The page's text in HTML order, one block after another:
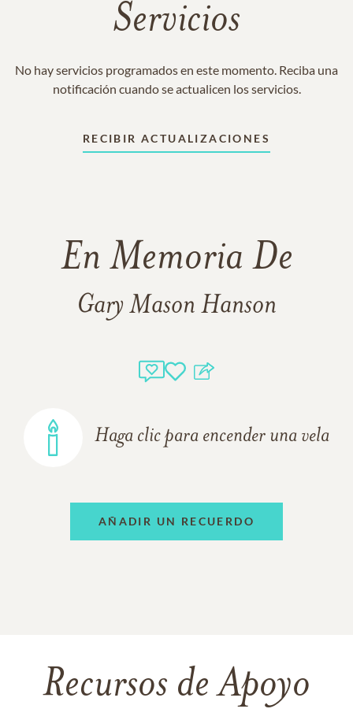
Servicios
No hay servicios programados en este momento. Reciba una
notificación cuando se actualicen los servicios.
RECIBIR ACTUALIZACIONES
En Memoria De
Gary Mason Hanson
Haga clic para encender una vela
AÑADIR UN RECUERDO
Recursos de Apoyo